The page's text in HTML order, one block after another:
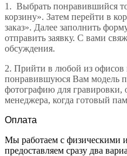
1. Выбрать понравившийся
корзину». Затем перейти в
заказ». Далее заполнить
отправить заявку. С вами
обсуждения.
2. Прийти в любой из офисов
понравившуюся Вам модель
фотографию для гравировки,
менеджера, когда готовый
Оплата
Мы работаем с физическими
предоставляем сразу два